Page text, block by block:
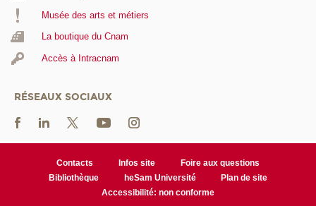
Musée des arts et métiers
La boutique du Cnam
Accès à Intracnam
RÉSEAUX SOCIAUX
Contacts Infos site
Foire aux questions
Bibliothèque
heSam Université
Plan de site
Accessibilité: non conforme